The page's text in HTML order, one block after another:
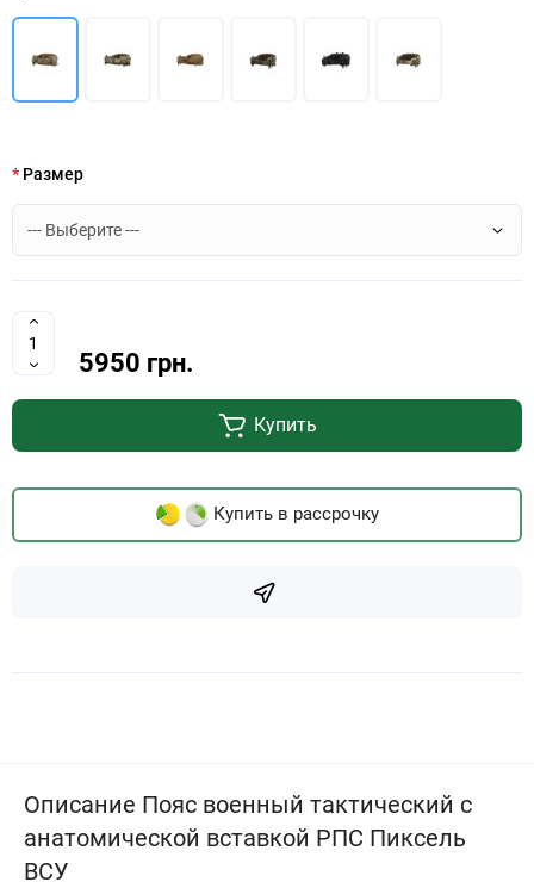
Размер
5950 грн.
Купить
Купить в рассрочку
Описание Пояс военный тактический с
анатомической вставкой РПС Пиксель
ВСУ